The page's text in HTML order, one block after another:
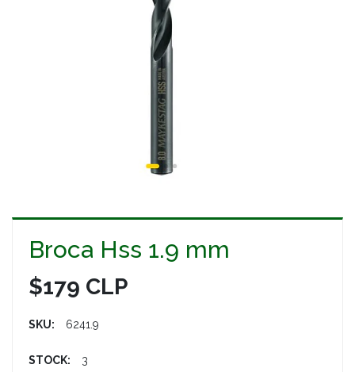
Broca Hss 1.9 mm
$179 CLP
SKU: 6241.9
STOCK: 3